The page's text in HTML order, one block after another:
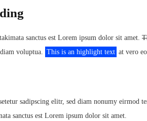
sanctus est Lorem ipsum dolor sit amet.
voluptua. This is an highlight text at vero
sadipscing elitr, sed diam nonumy eirmod
sanctus est Lorem ipsum dolor sit amet.